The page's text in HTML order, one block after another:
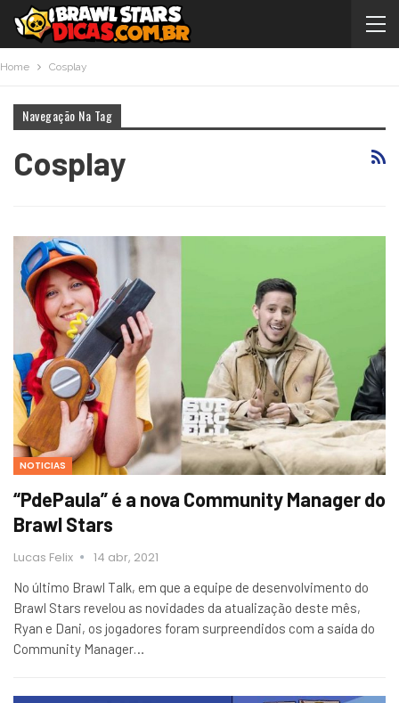
Home Cosplay
Navegação Na Tag
Cosplay
NOTICIAS
“PdePaula” é a nova Community Manager do
Brawl Stars
Lucas Felix 14 abr, 2021
No último Brawl Talk, em que a equipe de desenvolvimento do
Brawl Stars revelou as novidades da atualização deste mês,
Ryan e Dani, os jogadores foram surpreendidos com a saída do
Community Manager…